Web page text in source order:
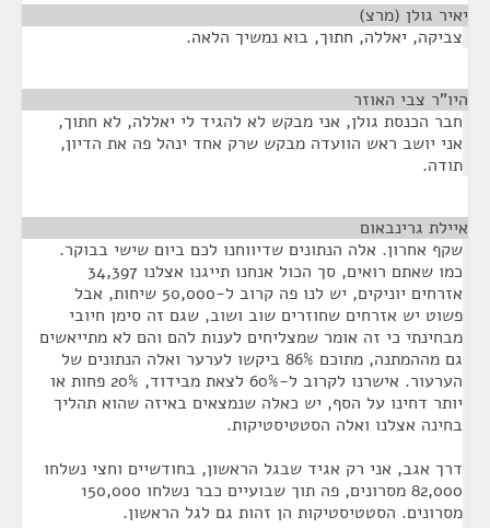
יאיר גולן (מרצ)
צביקה, יאללה, חתוך, בוא נמשיך הלאה.
היו"ר צבי האוזר
חבר הכנסת גולן, אני מבקש לא להגיד לי יאללה, לא חתוך,
אני יושב ראש הוועדה מבקש שרק אחד ינהל פה את הדיון,
תודה.
איילת גרינבאום
שקף אחרון. אלה הנתונים שדיווחנו לכם ביום שישי בבוקר.
כמו שאתם רואים, סך הכול אנחנו תייגנו אצלנו 34,397
אזרחים יוניקים, יש לנו פה קרוב ל-50,000 שיחות, אבל
פשוט יש אזרחים שחוזרים שוב ושוב, שגם זה סימן חיובי
מבחינתי כי זה אומר שמצליחים לענות להם והם לא מתייאשים
גם מההמתנה, מתוכם 86% ביקשו לערער ואלה הנתונים של
הערעור. אישרנו לקרוב ל-60% לצאת מבידוד, 20% פחות או
יותר דחינו על הסף, יש כאלה שנמצאים באיזה שהוא תהליך
בחינה אצלנו ואלה הסטטיסטיקות.
דרך אגב, אני רק אגיד שבגל הראשון, בחודשיים וחצי נשלחו
82,000 מסרונים, פה תוך שבועיים כבר נשלחו 150,000
מסרונים. הסטטיסטיקות הן זהות גם לגל הראשון.